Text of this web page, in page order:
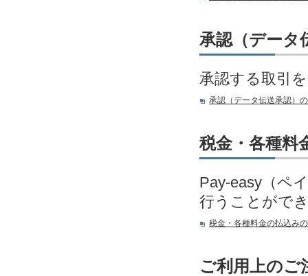
承認（データ
承認する取引
承認（データ伝送承認）
税金・各種料
Pay-easy（ペ
行うことがで
税金・各種料金の払込み
ご利用上のご